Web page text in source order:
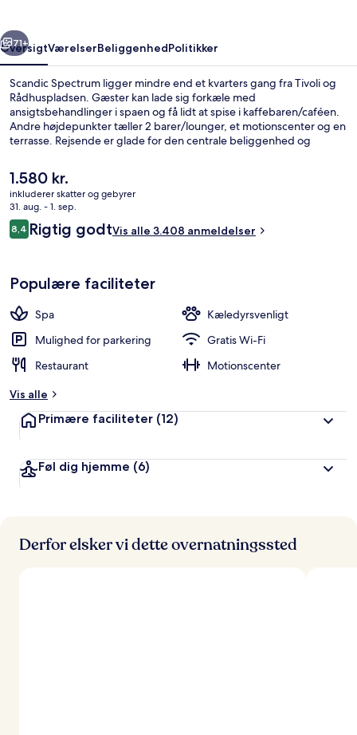
Næste
71+
OversigtVærelserBeliggenhedPolitikker
Scandic Spectrum ligger mindre end et kvarters gang fra Tivoli og
Rådhuspladsen. Gæster kan lade sig forkæle med
ansigtsbehandlinger i spaen og få lidt at spise i kaffebaren/caféen.
Andre højdepunkter tæller 2 barer/lounger, et motionscenter og en
terrasse. Rejsende er glade for den centrale beliggenhed og
Rådhuspladsen Metrostation ligger 14 minutter derfra og
Vesterport Station 15 minutter væk.
Den
nuværende
pris
er
1.580 kr.
1.580 kr.
inkluderer skatter og gebyrer
31. aug. - 1. sep.
Anmeldelser
8,48,4 ud af 10.
Rigtig godtVis alle 3.408 anmeldelser
Populære faciliteter
Spa
Kæledyrsvenligt
Mulighed for parkering
Gratis Wi-Fi
Restaurant
Motionscenter
Vis alle
Primære faciliteter (12)
Føl dig hjemme (6)
Derfor elsker vi dette overnatningssted